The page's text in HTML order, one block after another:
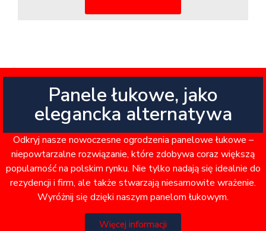
Panele łukowe, jako
elegancka alternatywa
Odkryj nasze nowoczesne ogrodzenia panelowe łukowe –
niepowtarzalne rozwiązanie, które zdobywa coraz większą
popularność na polskim rynku. Nie tylko nadają się idealnie do
rezydencji i firm, ale także stwarzają niesamowite wrażenie.
Wyróżnij się dzięki naszym panelom łukowym.
Więcej informacji